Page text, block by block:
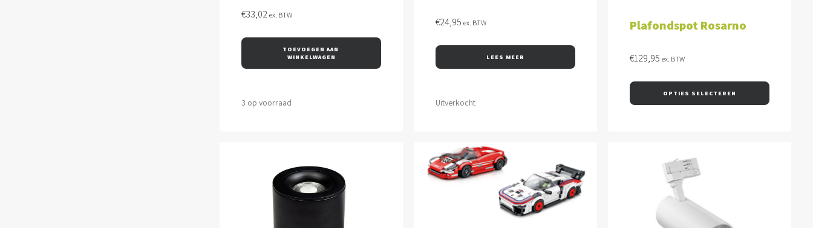
€33,02 ex. BTW
TOEVOEGEN AAN
WINKELWAGEN
3 op voorraad
€24,95 ex. BTW
LEES MEER
Uitverkocht
Plafondspot Rosarno
€129,95 ex. BTW
OPTIES SELECTEREN